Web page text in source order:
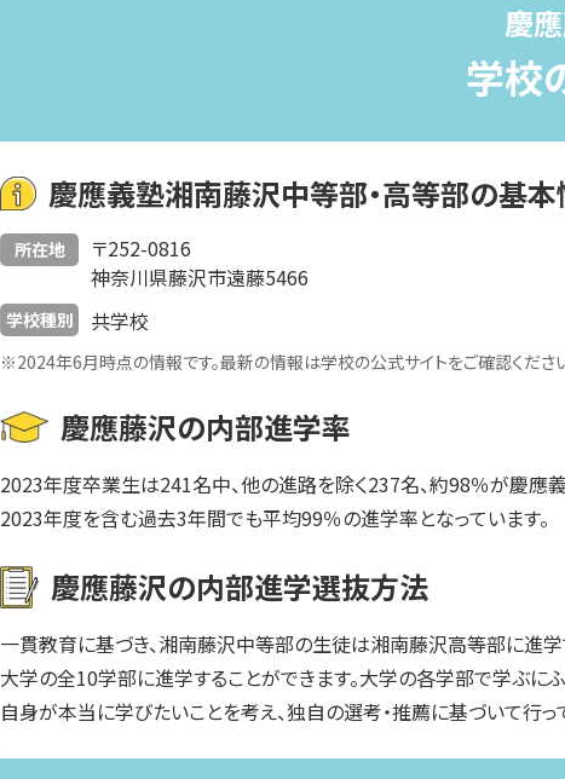
慶
学校
慶應義塾湘南藤沢中等部・高等部の基
所在地
〒252-0816
神奈川県藤沢市遠藤5466
学校種別 共学校
※2024年6月時点の情報です。最新の情報は学校の公式サイトをご確認くださ
慶應藤沢の内部進学率
2023年度卒業生は241名中、他の進路を除く237名、約98％が慶應
2023年度を含む過去3年間でも平均99％の進学率となっています。
慶應藤沢の内部進学選抜方法
一貫教育に基づき、湘南藤沢中等部の生徒は湘南藤沢高等部に進
大学の全10学部に進学することができます。大学の各学部で学ぶに
自身が本当に学びたいことを考え、独自の選考・推薦に基づいて行っ